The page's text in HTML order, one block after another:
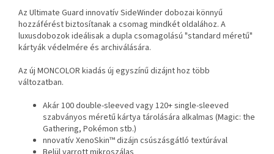
Az Ultimate Guard innovatív SideWinder dobozai könnyű
hozzáférést biztosítanak a csomag mindkét oldalához. A
luxusdobozok ideálisak a dupla csomagolású "standard méretű"
kártyák védelmére és archiválására.
Az új MONCOLOR kiadás új egyszínű dizájnt hoz több
változatban.
Akár 100 double-sleeved vagy 120+ single-sleeved
szabványos méretű kártya tárolására alkalmas (Magic: the
Gathering, Pokémon stb.)
nnovatív XenoSkin™ dizájn csúszásgátló textúrával